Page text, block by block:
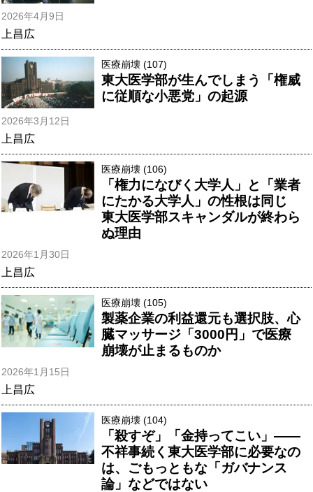
2026年4月9日
上昌広
医療崩壊 (107)
東大医学部が生んでしまう「権威
に従順な小悪党」の起源
2026年3月12日
上昌広
医療崩壊 (106)
「権力になびく大学人」と「業者
にたかる大学人」の性根は同じ
東大医学部スキャンダルが終わら
ぬ理由
2026年1月30日
上昌広
医療崩壊 (105)
製薬企業の利益還元も選択肢、心
臓マッサージ「3000円」で医療
崩壊が止まるものか
2026年1月15日
上昌広
医療崩壊 (104)
「殺すぞ」「金持ってこい」――
不祥事続く東大医学部に必要なの
は、ごもっともな「ガバナンス
論」などではない